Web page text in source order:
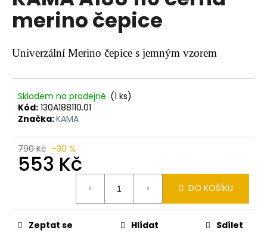
hvězdiček.
merino čepice
Univerzální Merino čepice s jemným vzorem
Skladem na prodejně (1 ks)
Kód: 130A188110.01
Značka:KAMA
790 Kč –30 %
553 Kč
DO KOŠÍKU
Zeptat se Hlídat Sdílet
a
j
í
t
?
HLEDAT
o